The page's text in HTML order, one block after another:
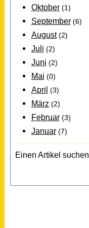
Oktober (1)
September (6)
August (2)
Juli (2)
Juni (2)
Mai (0)
April (3)
März (2)
Februar (3)
Januar (7)
Einen Artikel suchen